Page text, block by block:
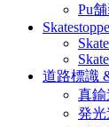
Pu
道路標識
真
発